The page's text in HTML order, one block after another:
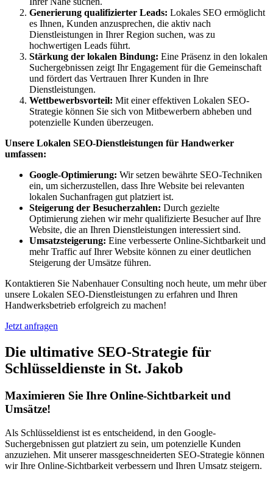
Generierung qualifizierter Leads: Lokales SEO ermöglicht
es Ihnen, Kunden anzusprechen, die aktiv nach
Dienstleistungen in Ihrer Region suchen, was zu
hochwertigen Leads führt.
Stärkung der lokalen Bindung: Eine Präsenz in den lokalen
Suchergebnissen zeigt Ihr Engagement für die Gemeinschaft
und fördert das Vertrauen Ihrer Kunden in Ihre
Dienstleistungen.
Wettbewerbsvorteil: Mit einer effektiven Lokalen SEO-
Strategie können Sie sich von Mitbewerbern abheben und
potenzielle Kunden überzeugen.
Unsere Lokalen SEO-Dienstleistungen für Handwerker
umfassen:
Google-Optimierung: Wir setzen bewährte SEO-Techniken
ein, um sicherzustellen, dass Ihre Website bei relevanten
lokalen Suchanfragen gut platziert ist.
Steigerung der Besucherzahlen: Durch gezielte
Optimierung ziehen wir mehr qualifizierte Besucher auf Ihre
Website, die an Ihren Dienstleistungen interessiert sind.
Umsatzsteigerung: Eine verbesserte Online-Sichtbarkeit und
mehr Traffic auf Ihrer Website können zu einer deutlichen
Steigerung der Umsätze führen.
Kontaktieren Sie Nabenhauer Consulting noch heute, um mehr über
unsere Lokalen SEO-Dienstleistungen zu erfahren und Ihren
Handwerksbetrieb erfolgreich zu machen!
Jetzt anfragen
Die ultimative SEO-Strategie für
Schlüsseldienste in St. Jakob
Maximieren Sie Ihre Online-Sichtbarkeit und
Umsätze!
Als Schlüsseldienst ist es entscheidend, in den Google-
Suchergebnissen gut platziert zu sein, um potenzielle Kunden
anzuziehen. Mit unserer massgeschneiderten SEO-Strategie können
wir Ihre Online-Sichtbarkeit verbessern und Ihren Umsatz steigern.